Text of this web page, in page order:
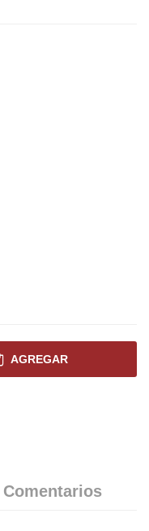
AGREGAR
Comentarios